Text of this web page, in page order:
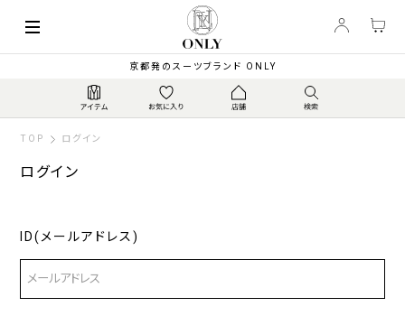
京都発のスーツブランド ONLY
TOP ログイン
ログイン
ID(メールアドレス)